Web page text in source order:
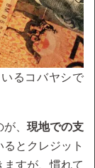
るコバヤシで
、 現地での支
とクレジット
すが、慣れて